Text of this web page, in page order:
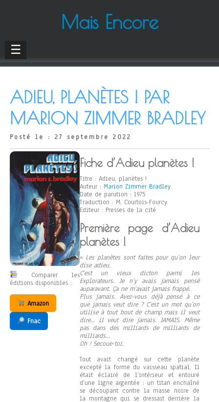
Mais Encore
☰
ADIEU, PLANÈTES ! PAR
MARION ZIMMER BRADLEY
Posté le : 27 septembre 2022
Comparer les
éditions disponibles :
Amazon
Fnac
Fiche d’Adieu planètes !
Titre : Adieu, planètes !
Auteur : Marion Zimmer Bradley
Date de parution : 1975
Traduction : M. Courtois-Fourcy
Editeur : Presses de la cité
Première page d’Adieu
planètes !
« Les planètes sont faites pour qu’on leur
dise adieu.
C’est un vieux dicton parmi les
Explorateurs. Je n’y avais jamais pensé
auparavant. Ça ne m’avait jamais frappé.
Plus jamais. Avez-vous déjà pensé à ce
que jamais veut dire ? C’est un mot qu’on
utilise à tout bout de champ mais il veut
dire… il veut dire jamais. JAMAIS. Même
pas dans des milliards de milliards de
milliards…
Oh ! Secoue-toi.
Tout avait changé sur cette planète
excepté la forme du vaisseau spatial. Il
était éclairé de l’intérieur et entouré
d’une ligne argentée : un titan enchaîné
se découpant contre la masse noire de
la montagne qui se dressait derrière la